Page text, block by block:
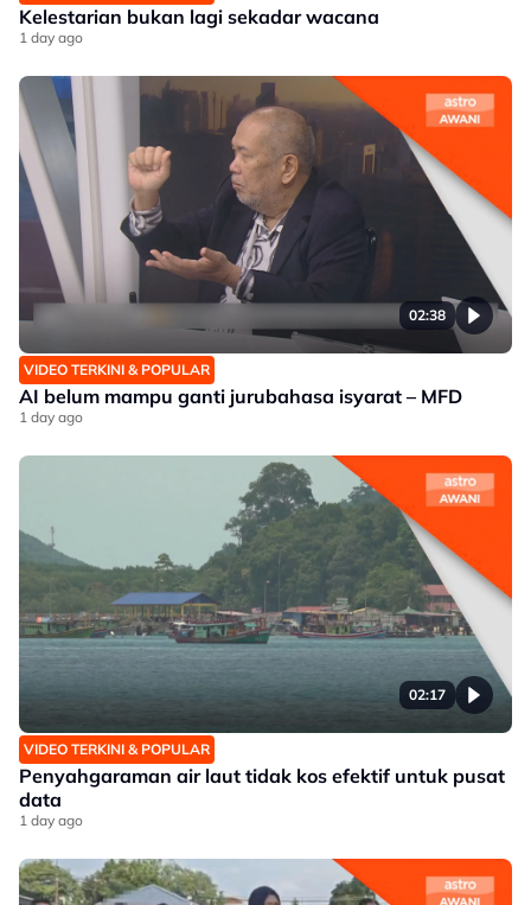
Kelestarian bukan lagi sekadar wacana
1 day ago
02:38
VIDEO TERKINI & POPULAR
AI belum mampu ganti jurubahasa isyarat – MFD
1 day ago
02:17
VIDEO TERKINI & POPULAR
Penyahgaraman air laut tidak kos efektif untuk pusat
data
1 day ago